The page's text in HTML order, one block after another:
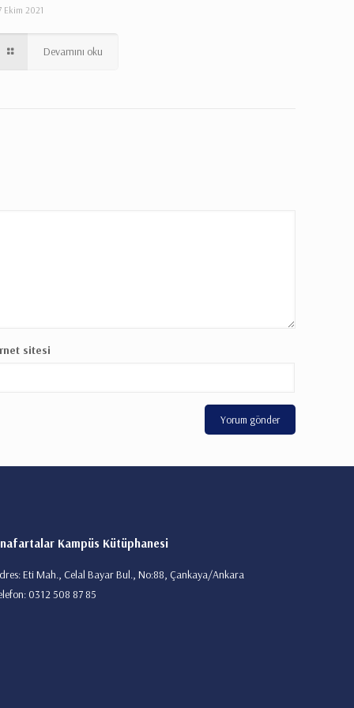
Ekim 2021
Devamını oku
sitesi
Kampüs Kütüphanesi
Eti Mah., Celal Bayar Bul., No:88, Çankaya/Ankara
0312 508 87 85